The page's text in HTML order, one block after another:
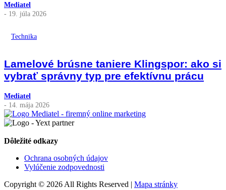
Mediatel
- 19. júla 2026
Technika
Lamelové brúsne taniere Klingspor: ako si
vybrať správny typ pre efektívnu prácu
Mediatel
- 14. mája 2026
Dôležité odkazy
Ochrana osobných údajov
Vylúčenie zodpovednosti
Copyright © 2026 All Rights Reserved | Mapa stránky